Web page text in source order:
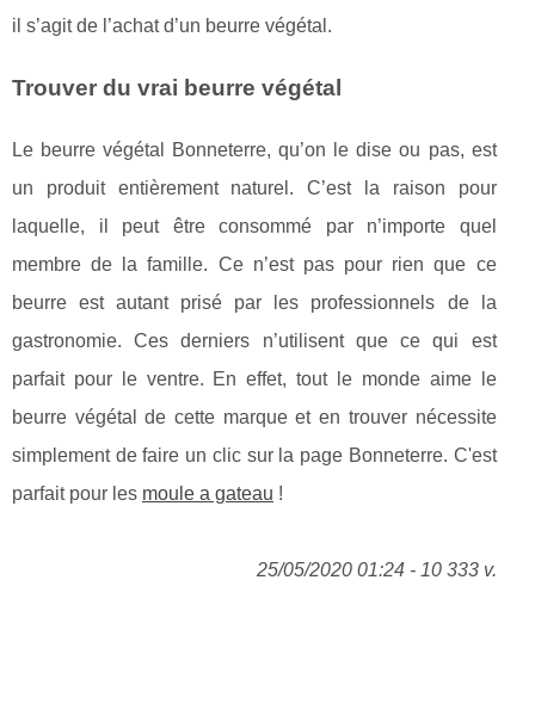
il s’agit de l’achat d’un beurre végétal.
Trouver du vrai beurre végétal
Le beurre végétal Bonneterre, qu’on le dise ou pas, est
un produit entièrement naturel. C’est la raison pour
laquelle, il peut être consommé par n’importe quel
membre de la famille. Ce n’est pas pour rien que ce
beurre est autant prisé par les professionnels de la
gastronomie. Ces derniers n’utilisent que ce qui est
parfait pour le ventre. En effet, tout le monde aime le
beurre végétal de cette marque et en trouver nécessite
simplement de faire un clic sur la page Bonneterre. C'est
parfait pour les moule a gateau !
25/05/2020 01:24 - 10 333 v.